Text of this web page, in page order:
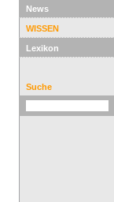
News
WISSEN
Lexikon
Suche